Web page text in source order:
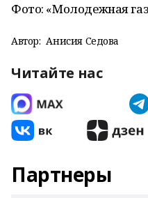
Фото: «Молодежная
Автор: Анисия Седова
Читайте нас
Партнеры